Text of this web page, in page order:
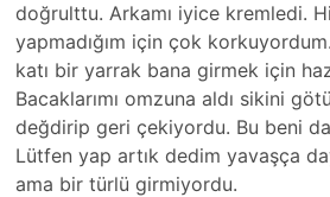
doğrulttu. Arkamı iyice kremledi.
yapmadığım için çok
katı bir yarrak bana girmek için
Bacaklarımı omzuna aldı sikini
değdirip geri çekiyordu. Bu beni
Lütfen yap artık dedim yavaşça
ama bir türlü girmiyordu.